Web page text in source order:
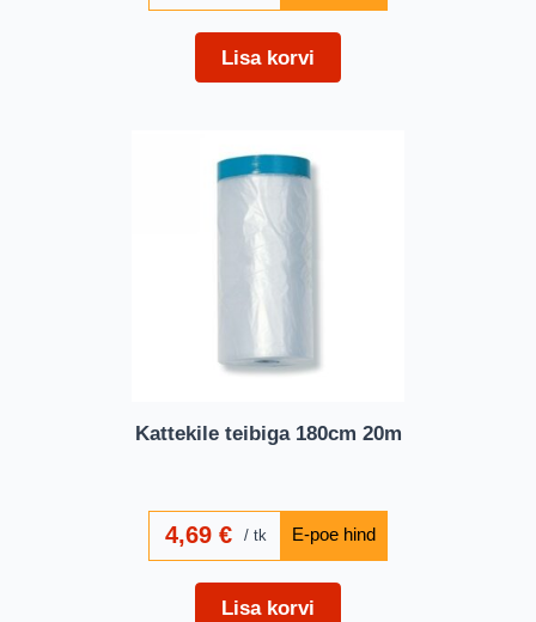
Lisa korvi
Kattekile teibiga 180cm 20m
4,69€ tk
Lisa korvi